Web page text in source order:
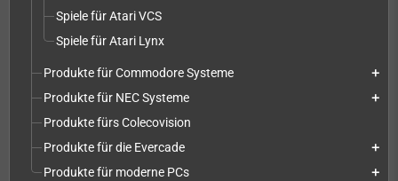
Spiele für Atari VCS
Spiele für Atari Lynx
Produkte für Commodore Systeme add
Produkte für NEC Systeme add
Produkte fürs Colecovision
Produkte für die Evercade
add
Produkte für moderne PCs add